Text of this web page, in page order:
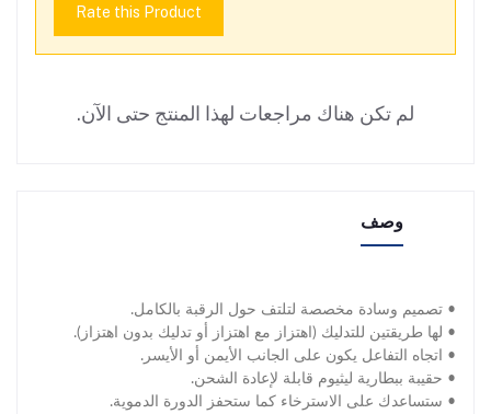
Rate this Product
لم تكن هناك مراجعات لهذا المنتج حتى الآن.
وصف
• تصميم وسادة مخصصة لتلتف حول الرقبة بالكامل.
• لها طريقتين للتدليك (اهتزاز مع اهتزاز أو تدليك بدون اهتزاز).
• اتجاه التفاعل يكون على الجانب الأيمن أو الأيسر.
• حقيبة ببطارية ليثيوم قابلة لإعادة الشحن.
• ستساعدك على الاسترخاء كما ستحفز الدورة الدموية.